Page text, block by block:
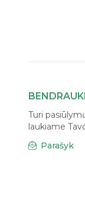
Turi
laukiame
Parašyk